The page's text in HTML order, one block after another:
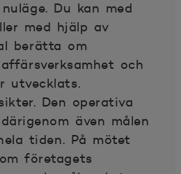
Du kan med
med hjälp av
berätta om
och
utvecklats.
Den operativa
även målen
tiden. På mötet
företagets